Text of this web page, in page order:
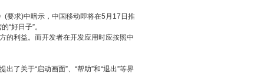
求)中暗示，中国移动即将在5月17日推
“好日子”。
利益。而开发者在开发应用时应按照中
关于“启动画面”、“帮助”和“退出”等界